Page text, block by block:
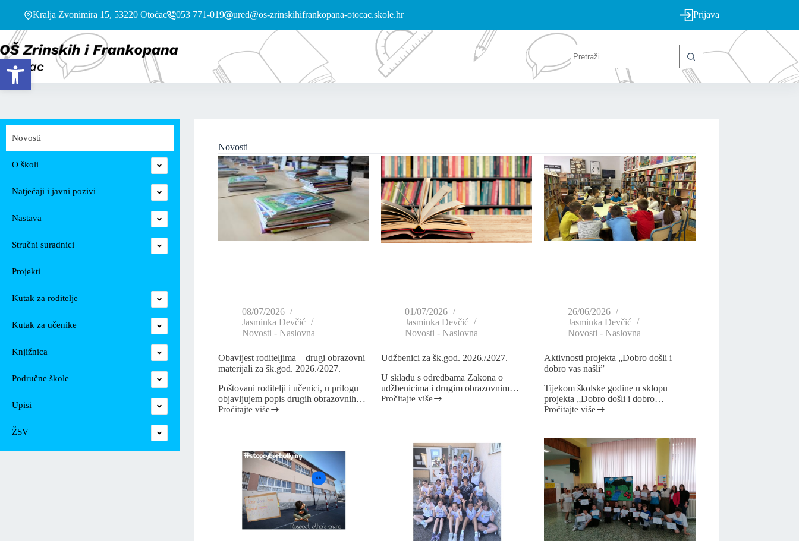
Open toolbar
Kralja Zvonimira 15, 53220 Otočac 053 771-019 ured@os-zrinskihifrankopana-otocac.skole.hr Prijava
Novosti
08/07/2026
Jasminka Devčić
Novosti - Naslovna
Obavijest roditeljima – drugi obrazovni
materijali za šk.god. 2026./2027.
Poštovani roditelji i učenici, u prilogu
objavljujem popis drugih obrazovnih…
Pročitajte više
01/07/2026
Jasminka Devčić
Novosti - Naslovna
Udžbenici za šk.god. 2026./2027.
U skladu s odredbama Zakona o
udžbenicima i drugim obrazovnim…
Pročitajte više
26/06/2026
Jasminka Devčić
Novosti - Naslovna
Aktivnosti projekta „Dobro došli i
dobro vas našli”
Tijekom školske godine u sklopu
projekta „Dobro došli i dobro…
Pročitajte više
Novosti
O školi
Natječaji i javni pozivi
Nastava
Stručni suradnici
Projekti
Kutak za roditelje
Kutak za učenike
Knjižnica
Područne škole
Upisi
ŽSV